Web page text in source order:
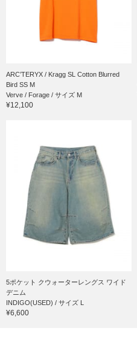
ARC’TERYX / Kragg SL Cotton Blurred
Bird SS M
Verve / Forage / サイズ M
¥12,100
5ポケット クウォーターレングス ワイド
デニム
INDIGO(USED) / サイズ L
¥6,600